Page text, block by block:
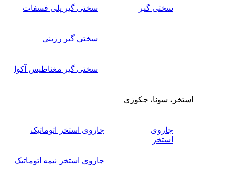
سختی گیر سختی گیر پلی فسفات
سختی گیر رزینی
سختی گیر مغناطیس آکوا
استخر، سونا، جکوزی
جاروی
استخر
جاروی استخر اتوماتیک
جاروی استخر نیمه اتوماتیک